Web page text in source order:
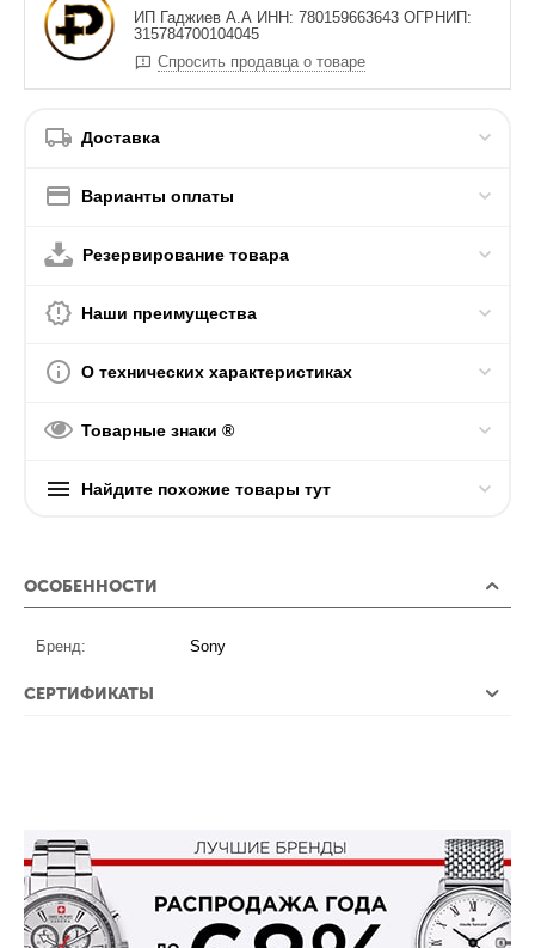
ИП Гаджиев А.А ИНН: 780159663643 ОГРНИП:
315784700104045
Спросить продавца о товаре
Доставка
Варианты оплаты
Резервирование товара
Наши преимущества
О технических характеристиках
Товарные знаки ®
Найдите похожие товары тут
ОСОБЕННОСТИ
Бренд: Sony
СЕРТИФИКАТЫ